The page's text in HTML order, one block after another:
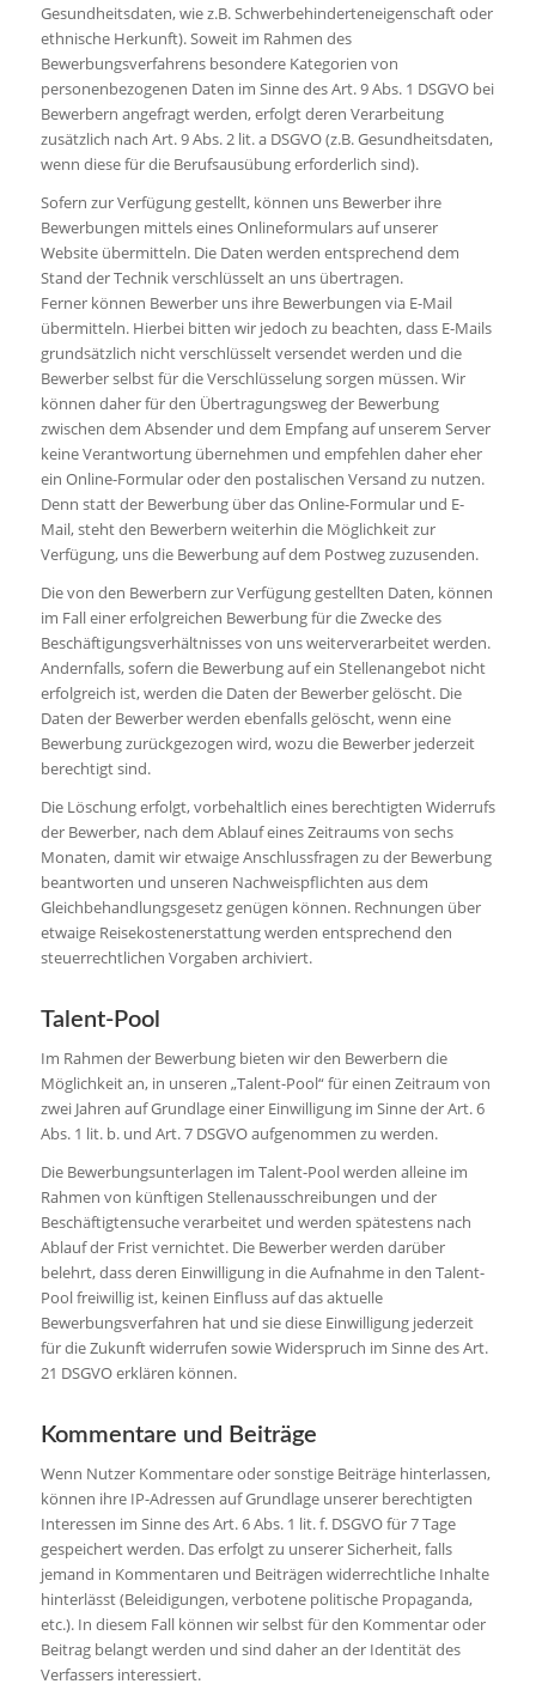
Gesundheitsdaten, wie z.B. Schwerbehinderteneigenschaft oder
ethnische Herkunft). Soweit im Rahmen des
Bewerbungsverfahrens besondere Kategorien von
personenbezogenen Daten im Sinne des Art. 9 Abs. 1 DSGVO bei
Bewerbern angefragt werden, erfolgt deren Verarbeitung
zusätzlich nach Art. 9 Abs. 2 lit. a DSGVO (z.B. Gesundheitsdaten,
wenn diese für die Berufsausübung erforderlich sind).
Sofern zur Verfügung gestellt, können uns Bewerber ihre
Bewerbungen mittels eines Onlineformulars auf unserer
Website übermitteln. Die Daten werden entsprechend dem
Stand der Technik verschlüsselt an uns übertragen.
Ferner können Bewerber uns ihre Bewerbungen via E-Mail
übermitteln. Hierbei bitten wir jedoch zu beachten, dass E-Mails
grundsätzlich nicht verschlüsselt versendet werden und die
Bewerber selbst für die Verschlüsselung sorgen müssen. Wir
können daher für den Übertragungsweg der Bewerbung
zwischen dem Absender und dem Empfang auf unserem Server
keine Verantwortung übernehmen und empfehlen daher eher
ein Online-Formular oder den postalischen Versand zu nutzen.
Denn statt der Bewerbung über das Online-Formular und E-
Mail, steht den Bewerbern weiterhin die Möglichkeit zur
Verfügung, uns die Bewerbung auf dem Postweg zuzusenden.
Die von den Bewerbern zur Verfügung gestellten Daten, können
im Fall einer erfolgreichen Bewerbung für die Zwecke des
Beschäftigungsverhältnisses von uns weiterverarbeitet werden.
Andernfalls, sofern die Bewerbung auf ein Stellenangebot nicht
erfolgreich ist, werden die Daten der Bewerber gelöscht. Die
Daten der Bewerber werden ebenfalls gelöscht, wenn eine
Bewerbung zurückgezogen wird, wozu die Bewerber jederzeit
berechtigt sind.
Die Löschung erfolgt, vorbehaltlich eines berechtigten Widerrufs
der Bewerber, nach dem Ablauf eines Zeitraums von sechs
Monaten, damit wir etwaige Anschlussfragen zu der Bewerbung
beantworten und unseren Nachweispflichten aus dem
Gleichbehandlungsgesetz genügen können. Rechnungen über
etwaige Reisekostenerstattung werden entsprechend den
steuerrechtlichen Vorgaben archiviert.
Talent-Pool
Im Rahmen der Bewerbung bieten wir den Bewerbern die
Möglichkeit an, in unseren „Talent-Pool“ für einen Zeitraum von
zwei Jahren auf Grundlage einer Einwilligung im Sinne der Art. 6
Abs. 1 lit. b. und Art. 7 DSGVO aufgenommen zu werden.
Die Bewerbungsunterlagen im Talent-Pool werden alleine im
Rahmen von künftigen Stellenausschreibungen und der
Beschäftigtensuche verarbeitet und werden spätestens nach
Ablauf der Frist vernichtet. Die Bewerber werden darüber
belehrt, dass deren Einwilligung in die Aufnahme in den Talent-
Pool freiwillig ist, keinen Einfluss auf das aktuelle
Bewerbungsverfahren hat und sie diese Einwilligung jederzeit
für die Zukunft widerrufen sowie Widerspruch im Sinne des Art.
21 DSGVO erklären können.
Kommentare und Beiträge
Wenn Nutzer Kommentare oder sonstige Beiträge hinterlassen,
können ihre IP-Adressen auf Grundlage unserer berechtigten
Interessen im Sinne des Art. 6 Abs. 1 lit. f. DSGVO für 7 Tage
gespeichert werden. Das erfolgt zu unserer Sicherheit, falls
jemand in Kommentaren und Beiträgen widerrechtliche Inhalte
hinterlässt (Beleidigungen, verbotene politische Propaganda,
etc.). In diesem Fall können wir selbst für den Kommentar oder
Beitrag belangt werden und sind daher an der Identität des
Verfassers interessiert.